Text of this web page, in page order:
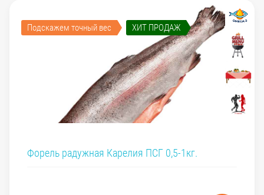
Форель радужная Карелия ПСГ 0,5-1кг.
Подскажем точный вес ХИТ ПРОДАЖ